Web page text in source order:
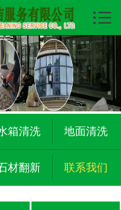
 首页
关于我们
服务项目
保洁展示
清洗展示
翻新展示
服务投标

箱清洗 地面清洗
材翻新 联系我们